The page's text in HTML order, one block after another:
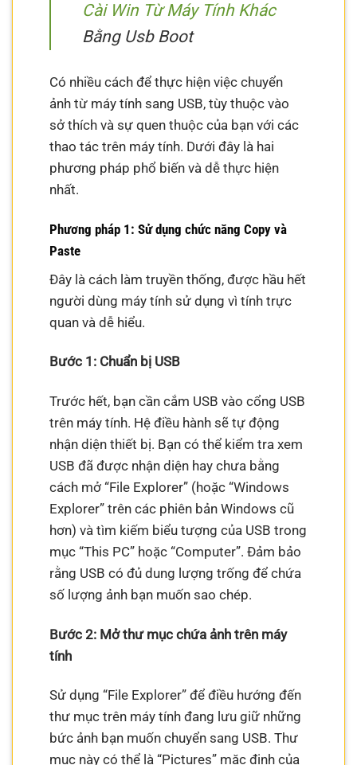
Cài Win Từ Máy Tính Khác
Bằng Usb Boot
Có nhiều cách để thực hiện việc chuyển
ảnh từ máy tính sang USB, tùy thuộc vào
sở thích và sự quen thuộc của bạn với các
thao tác trên máy tính. Dưới đây là hai
phương pháp phổ biến và dễ thực hiện
nhất.
Phương pháp 1: Sử dụng chức năng Copy và
Paste
Đây là cách làm truyền thống, được hầu hết
người dùng máy tính sử dụng vì tính trực
quan và dễ hiểu.
Bước 1: Chuẩn bị USB
Trước hết, bạn cần cắm USB vào cổng USB
trên máy tính. Hệ điều hành sẽ tự động
nhận diện thiết bị. Bạn có thể kiểm tra xem
USB đã được nhận diện hay chưa bằng
cách mở “File Explorer” (hoặc “Windows
Explorer” trên các phiên bản Windows cũ
hơn) và tìm kiếm biểu tượng của USB trong
mục “This PC” hoặc “Computer”. Đảm bảo
rằng USB có đủ dung lượng trống để chứa
số lượng ảnh bạn muốn sao chép.
Bước 2: Mở thư mục chứa ảnh trên máy
tính
Sử dụng “File Explorer” để điều hướng đến
thư mục trên máy tính đang lưu giữ những
bức ảnh bạn muốn chuyển sang USB. Thư
mục này có thể là “Pictures” mặc định của